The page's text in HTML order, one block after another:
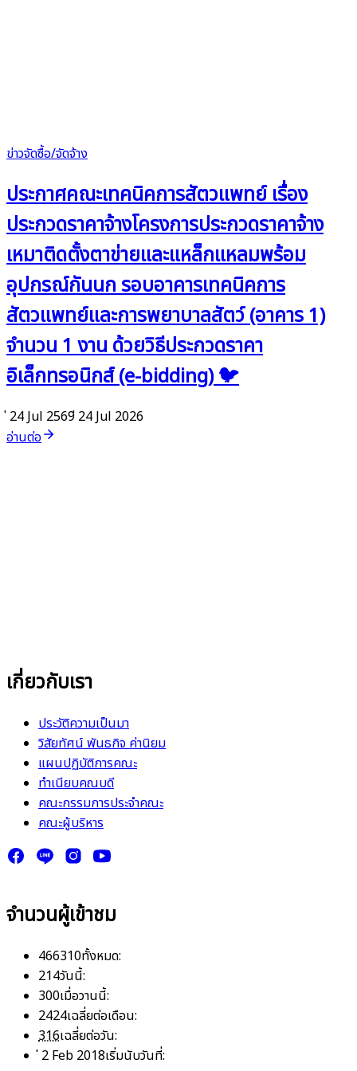
ข่าวจัดซื้อ/จัดจ้าง
ประกาศคณะเทคนิคการสัตวแพทย์ เรื่อง
ประกวดราคาจ้างโครงการประกวดราคาจ้าง
เหมาติดตั้งตาข่ายและแหล็กแหลมพร้อม
อุปกรณ์กันนก รอบอาคารเทคนิคการ
สัตวแพทย์และการพยาบาลสัตว์ (อาคาร 1)
จำนวน 1 งาน ด้วยวิธีประกวดราคา
อิเล็กทรอนิกส์ (e-bidding) 🐦
่ 24 Jul 2569 ่ 24 Jul 2026
อ่านต่อ
เกี่ยวกับเรา
ประวัติความเป็นมา
วิสัยทัศน์ พันธกิจ ค่านิยม
แผนปฏิบัติการคณะ
ทำเนียบคณบดี
คณะกรรมการประจำคณะ
คณะผู้บริหาร
จำนวนผู้เข้าชม
466310ทั้งหมด:
214วันนี้:
300เมื่อวานนี้:
2424เฉลี่ยต่อเดือน:
316เฉลี่ยต่อวัน:
่ 2 Feb 2018เริ่มนับวันที่: